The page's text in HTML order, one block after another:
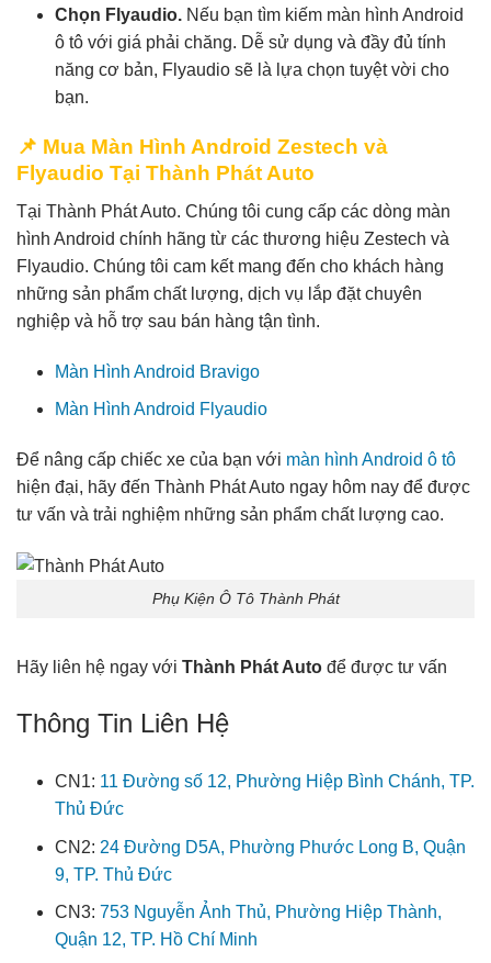
Chọn Flyaudio. Nếu bạn tìm kiếm màn hình Android
ô tô với giá phải chăng. Dễ sử dụng và đầy đủ tính
năng cơ bản, Flyaudio sẽ là lựa chọn tuyệt vời cho
bạn.
📌 Mua Màn Hình Android Zestech và
Flyaudio Tại Thành Phát Auto
Tại Thành Phát Auto. Chúng tôi cung cấp các dòng màn
hình Android chính hãng từ các thương hiệu Zestech và
Flyaudio. Chúng tôi cam kết mang đến cho khách hàng
những sản phẩm chất lượng, dịch vụ lắp đặt chuyên
nghiệp và hỗ trợ sau bán hàng tận tình.
Màn Hình Android Bravigo
Màn Hình Android Flyaudio
Để nâng cấp chiếc xe của bạn với màn hình Android ô tô
hiện đại, hãy đến Thành Phát Auto ngay hôm nay để được
tư vấn và trải nghiệm những sản phẩm chất lượng cao.
Phụ Kiện Ô Tô Thành Phát
Hãy liên hệ ngay với Thành Phát Auto để được tư vấn
Thông Tin Liên Hệ
CN1: 11 Đường số 12, Phường Hiệp Bình Chánh, TP.
Thủ Đức
CN2: 24 Đường D5A, Phường Phước Long B, Quận
9, TP. Thủ Đức
CN3: 753 Nguyễn Ảnh Thủ, Phường Hiệp Thành,
Quận 12, TP. Hồ Chí Minh